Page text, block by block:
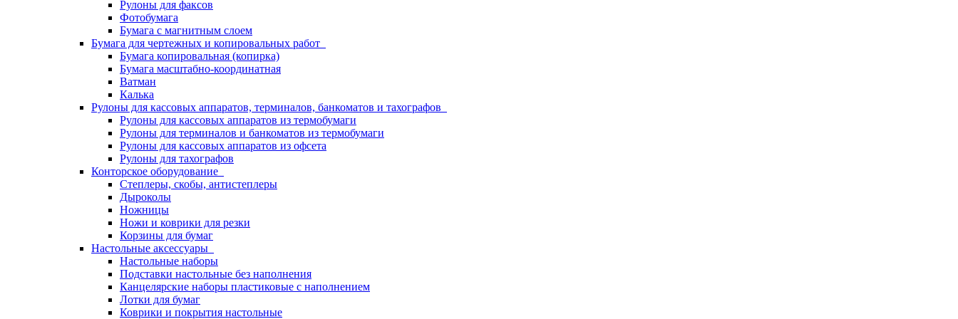
Рулоны для факсов
Фотобумага
Бумага с магнитным слоем
Бумага для чертежных и копировальных работ
Бумага копировальная (копирка)
Бумага масштабно-координатная
Ватман
Калька
Рулоны для кассовых аппаратов, терминалов, банкоматов и тахографов
Рулоны для кассовых аппаратов из термобумаги
Рулоны для терминалов и банкоматов из термобумаги
Рулоны для кассовых аппаратов из офсета
Рулоны для тахографов
Конторское оборудование
Степлеры, скобы, антистеплеры
Дыроколы
Ножницы
Ножи и коврики для резки
Корзины для бумаг
Настольные аксессуары
Настольные наборы
Подставки настольные без наполнения
Канцелярские наборы пластиковые с наполнением
Лотки для бумаг
Коврики и покрытия настольные